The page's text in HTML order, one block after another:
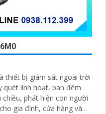
thiết bị giám sát ngoài trời
quét linh hoạt, ban đêm
phát hiện con người
gia đình, cửa hàng và